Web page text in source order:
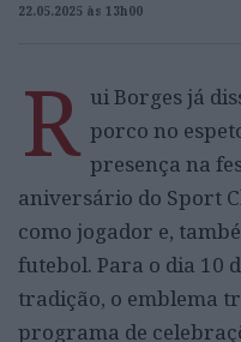
22.05.2025 às 13h00
R ui Borges já
porco no
presença na
aniversário do Sport
como jogador e,
futebol. Para o dia 10
tradição, o emblema
programa de